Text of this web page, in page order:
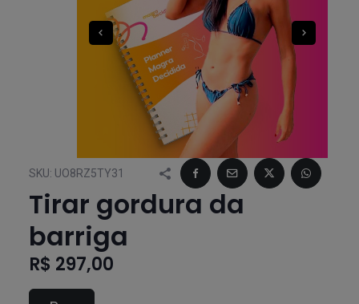
SKU: UO8RZ5TY31
Tirar gordura da
barriga
R$ 297,00